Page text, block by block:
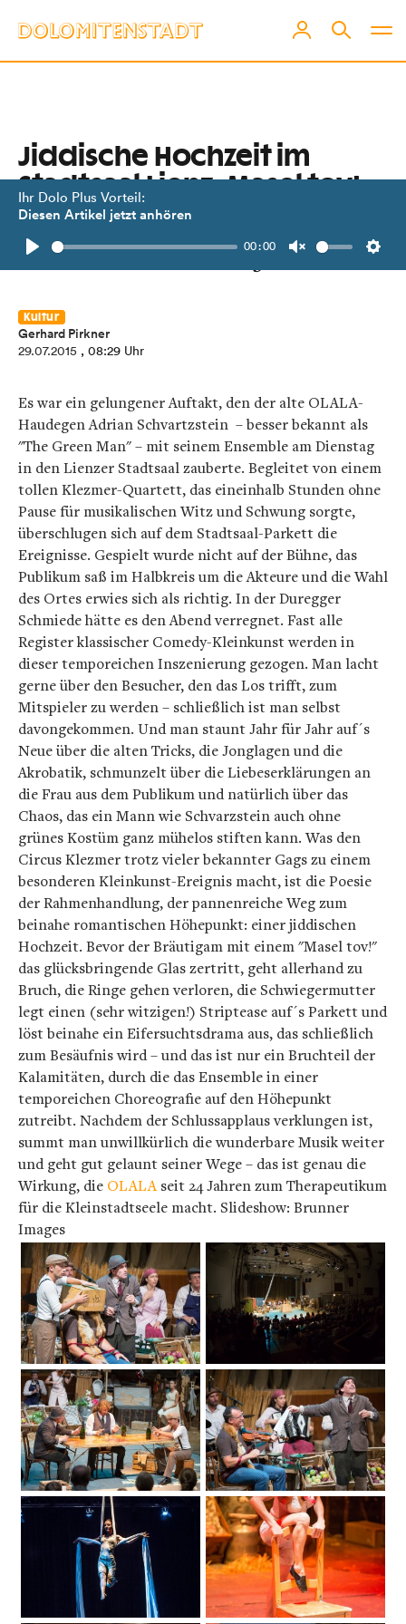
Ihr Dolo Plus Vorteil:
Diesen Artikel jetzt anhören
Play
00:00
Unmute
Jiddische Hochzeit im
Stadtsaal Lienz: Masel tov!
Circus Klezmer als gelungener
Auftakt von OLALA 2015.
Kultur
Gerhard Pirkner
29.07.2015 , 08:29 Uhr
Es war ein gelungener Auftakt, den der alte OLALA-
Haudegen Adrian Schvartzstein – besser bekannt als
"The Green Man" – mit seinem Ensemble am Dienstag
in den Lienzer Stadtsaal zauberte. Begleitet von einem
tollen Klezmer-Quartett, das eineinhalb Stunden ohne
Pause für musikalischen Witz und Schwung sorgte,
überschlugen sich auf dem Stadtsaal-Parkett die
Ereignisse. Gespielt wurde nicht auf der Bühne, das
Publikum saß im Halbkreis um die Akteure und die Wahl
des Ortes erwies sich als richtig. In der Duregger
Schmiede hätte es den Abend verregnet. Fast alle
Register klassischer Comedy-Kleinkunst werden in
dieser temporeichen Inszenierung gezogen. Man lacht
gerne über den Besucher, den das Los trifft, zum
Mitspieler zu werden – schließlich ist man selbst
davongekommen. Und man staunt Jahr für Jahr auf´s
Neue über die alten Tricks, die Jonglagen und die
Akrobatik, schmunzelt über die Liebeserklärungen an
die Frau aus dem Publikum und natürlich über das
Chaos, das ein Mann wie Schvarzstein auch ohne
grünes Kostüm ganz mühelos stiften kann. Was den
Circus Klezmer trotz vieler bekannter Gags zu einem
besonderen Kleinkunst-Ereignis macht, ist die Poesie
der Rahmenhandlung, der pannenreiche Weg zum
beinahe romantischen Höhepunkt: einer jiddischen
Hochzeit. Bevor der Bräutigam mit einem "Masel tov!"
das glücksbringende Glas zertritt, geht allerhand zu
Bruch, die Ringe gehen verloren, die Schwiegermutter
legt einen (sehr witzigen!) Striptease auf´s Parkett und
löst beinahe ein Eifersuchtsdrama aus, das schließlich
zum Besäufnis wird – und das ist nur ein Bruchteil der
Kalamitäten, durch die das Ensemble in einer
temporeichen Choreografie auf den Höhepunkt
zutreibt. Nachdem der Schlussapplaus verklungen ist,
summt man unwillkürlich die wunderbare Musik weiter
und geht gut gelaunt seiner Wege – das ist genau die
Wirkung, die OLALAseit 24 Jahren zum Therapeutikum
für die Kleinstadtseele macht. Slideshow: Brunner
Images